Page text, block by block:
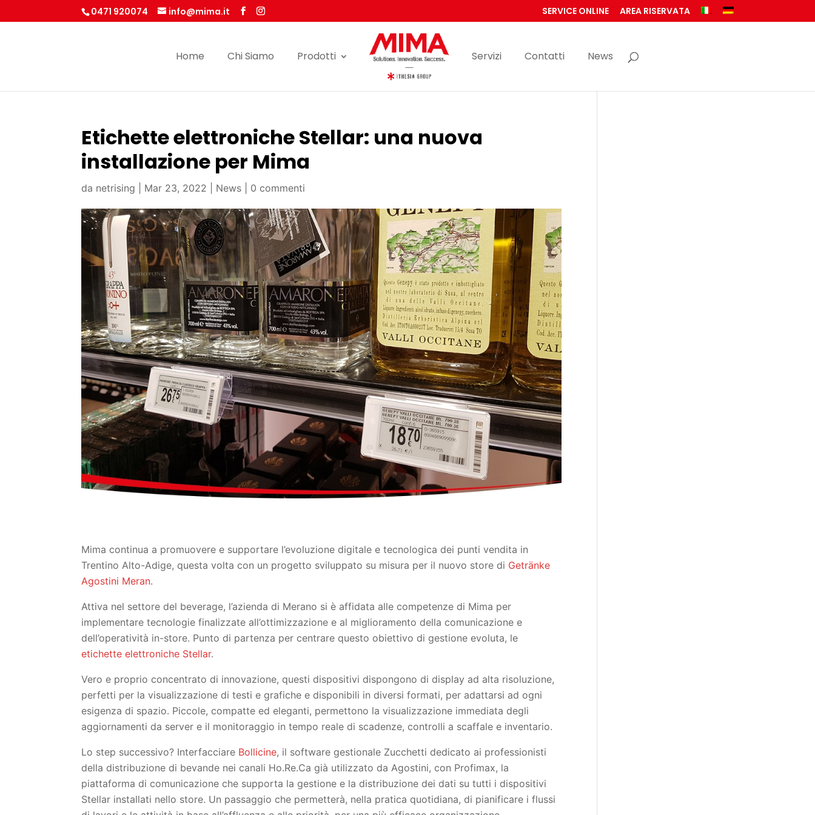
0471 920074 info@mima.it SERVICE ONLINE AREA RISERVATA
Home Chi Siamo Prodotti Servizi Contatti News
Etichette elettroniche Stellar: una nuova
installazione per Mima
da netrising Mar 23, 2022 News 0 commenti
Mima continua a promuovere e supportare l’evoluzione digitale e tecnologica dei punti vendita in
Trentino Alto-Adige, questa volta con un progetto sviluppato su misura per il nuovo store di Getränke
Agostini Meran.
Attiva nel settore del beverage, l’azienda di Merano si è affidata alle competenze di Mima per
implementare tecnologie finalizzate all’ottimizzazione e al miglioramento della comunicazione e
dell’operatività in-store. Punto di partenza per centrare questo obiettivo di gestione evoluta, le
etichette elettroniche Stellar.
Vero e proprio concentrato di innovazione, questi dispositivi dispongono di display ad alta risoluzione,
perfetti per la visualizzazione di testi e grafiche e disponibili in diversi formati, per adattarsi ad ogni
esigenza di spazio. Piccole, compatte ed eleganti, permettono la visualizzazione immediata degli
aggiornamenti da server e il monitoraggio in tempo reale di scadenze, controlli a scaffale e inventario.
Lo step successivo? Interfacciare Bollicine, il software gestionale Zucchetti dedicato ai professionisti
della distribuzione di bevande nei canali Ho.Re.Ca già utilizzato da Agostini, con Profimax, la
piattaforma di comunicazione che supporta la gestione e la distribuzione dei dati su tutti i dispositivi
Stellar installati nello store. Un passaggio che permetterà, nella pratica quotidiana, di pianificare i flussi